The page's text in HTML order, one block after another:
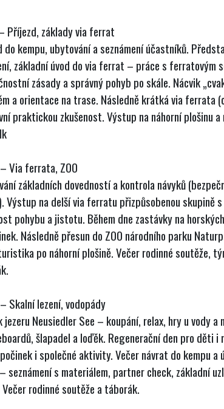
Příjezd, základy via ferrat
do kempu, ubytování a seznámení účastníků.
základní úvod do via ferrat – práce s ferratovým
zásady a správný pohyb po skále. Nácvik
a orientace na trase. Následně krátká via ferrata
praktickou zkušenost. Výstup na náhorní plošinu
Via ferrata, ZOO
základních dovedností a kontrola návyků
Výstup na delší via ferratu přizpůsobenou skupině s
pohybu a jistotu. Během dne zastávky na
Následně přesun do ZOO národního parku
po náhorní plošině. Večer rodinné soutěže,
Skalní lezení, vodopády
jezeru Neusiedler See – koupání, relax, hry u vody a
šlapadel a loďěk. Regenerační den pro děti
i společné aktivity. Večer návrat do kempu a
seznámení s materiálem, partner check, základní
Večer rodinné soutěže a táborák.